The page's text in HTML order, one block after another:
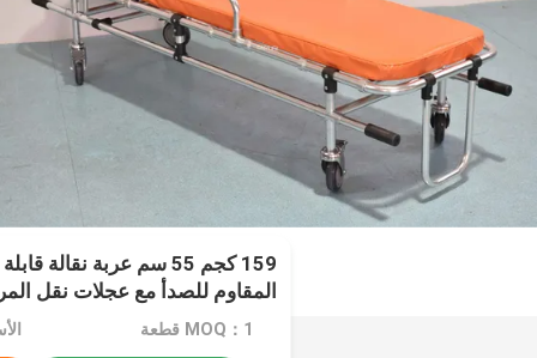
159 كجم 55 سم عربة نقالة
المقاوم للصدأ مع عجلات نقل
MOQ：1 قطعة